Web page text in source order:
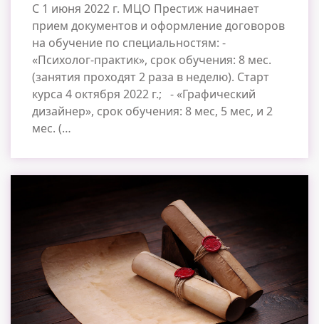
С 1 июня 2022 г. МЦО Престиж начинает
прием документов и оформление договоров
на обучение по специальностям: -
«Психолог-практик», срок обучения: 8 мес.
(занятия проходят 2 раза в неделю). Старт
курса 4 октября 2022 г.; - «Графический
дизайнер», срок обучения: 8 мес, 5 мес, и 2
мес. (…